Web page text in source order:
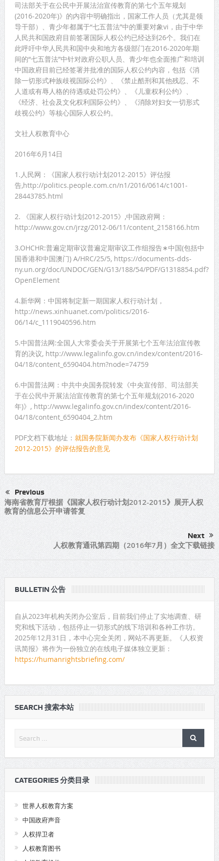
司法部关于在公民中开展法治宣传教育的第七个五年规划
(2016-2020年)》的内容中明确指出，国家工作人员（尤其是领
导干部）、青少年都属于“七五普法”中的重要对象vi，由于中华
人民共和国政府目前签署国际人权公约已经达到26个。我们在
此呼吁中华人民共和国中央和地方各级部门在2016-2020年期
间的“七五普法”中针对政府公职人员、青少年也全面推广和培训
中国政府目前已经签署并批准的国际人权公约内容，包括《消
除一切形式种族歧视国际公约》、《禁止酷刑和其他残忍、不
人道或有辱人格的待遇或处罚公约》、《儿童权利公约》、
《经济、社会及文化权利国际公约》、《消除对妇女一切形式
歧视公约》等核心国际人权公约。
文社人权教育中心
2016年6月14日
1.人民网：《国家人权行动计划2012-2015》评估报
告,http://politics.people.com.cn/n1/2016/0614/c1001-
28443785.html
2. 《国家人权行动计划2012-2015》,中国政府网：
http://www.gov.cn/jrzg/2012-06/11/content_2158166.htm
3.OHCHR:普遍定期审议普遍定期审议工作组报告∗中国(包括中
国香港和中国澳门) A/HRC/25/5, https://documents-dds-
ny.un.org/doc/UNDOC/GEN/G13/188/54/PDF/G1318854.pdf?
OpenElement
4.新华网：中国将制定新一期国家人权行动计划，
http://news.xinhuanet.com/politics/2016-
06/14/c_1119040596.htm
5.中国普法网:全国人大常委会关于开展第七个五年法治宣传教
育的决议, http://www.legalinfo.gov.cn/index/content/2016-
04/18/content_6590404.htm?node=74759
6.中国普法网：中共中央国务院转发《中央宣传部、司法部关
于在公民中开展法治宣传教育的第七个五年规划(2016-2020
年)》, http://www.legalinfo.gov.cn/index/content/2016-
04/18/content_6590404_2.htm
PDF文档下载地址： 就国务院新闻办发布《国家人权行动计划
2012-2015》的评估报告的意见
Previous
海南省教育厅根据《国家人权行动计划2012-2015》展开人权
教育的信息公开申请答复
Next
人权教育通讯第四期（2016年7月）全文下载链接
BULLETIN 公告
自从2023年机构关闭办公室后，目前我们停止了实地调查、研
究和线下活动，包括停止一切形式的线下培训和各种工作坊。
2025年12月31日，本中心完全关闭，网站不再更新。《人权资
讯简报》将作为一份独立的在线电子媒体独立更新：
https://humanrightsbriefing.com/
SEARCH 搜索本站
CATEGORIES 分类目录
世界人权教育方案
中国政府声音
人权捍卫者
人权教育图书